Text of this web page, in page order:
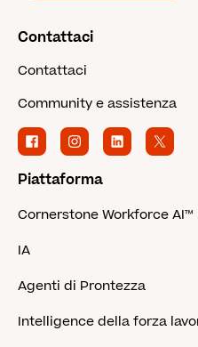
Contattaci
Contattaci
Community e assistenza
Piattaforma
Cornerstone Workforce AI™
IA
Agenti di Prontezza
Intelligence della forza